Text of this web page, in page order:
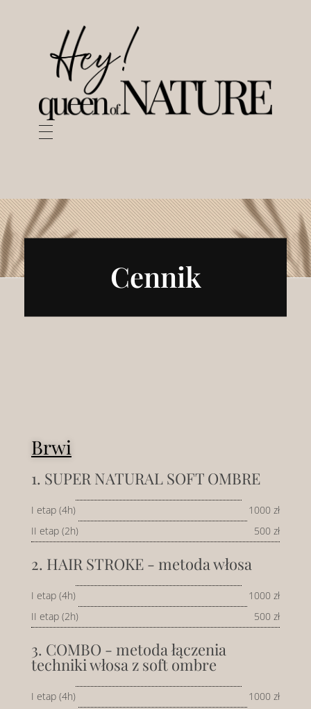
Queen of Nature | Agnieszka Sukiennik
Cennik
Brwi
1. SUPER NATURAL SOFT OMBRE
I etap (4h)
1000 zł
II etap (2h)
500 zł
2. HAIR STROKE - metoda włosa
I etap (4h)
1000 zł
II etap (2h)
500 zł
3. COMBO - metoda łączenia
techniki włosa z soft ombre
I etap (4h)
1000 zł